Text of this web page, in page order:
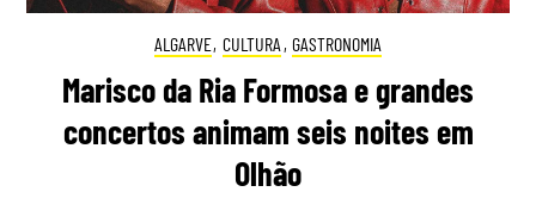
ALGARVE, CULTURA , GASTRONOMIA
Marisco da Ria Formosa e grandes
concertos animam seis noites em
Olhão